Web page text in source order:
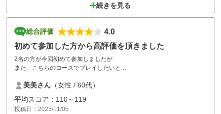
続きを見る
総合評価
4.0
初めて参加した方から高評価を頂きました
2名の方が今回初めて参加しましたが
また、こちらのコースでプレイしたいと
美美さん （女性 / 60代）
平均スコア：110～119
投稿日：2025/11/05